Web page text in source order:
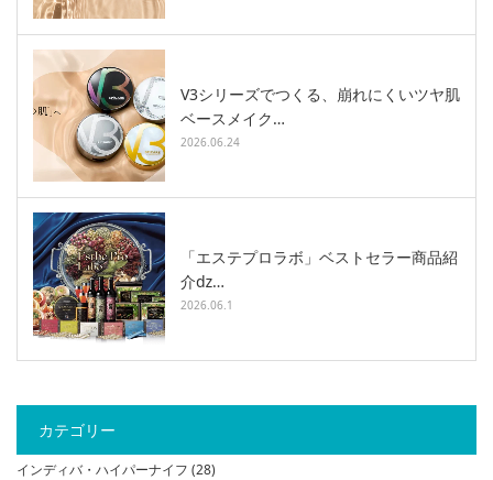
V3シリーズでつくる、崩れにくいツヤ肌
ベースメイク…
2026.06.24
「エステプロラボ」ベストセラー商品紹
介ǳ…
2026.06.1
カテゴリー
インディバ・ハイパーナイフ (28)